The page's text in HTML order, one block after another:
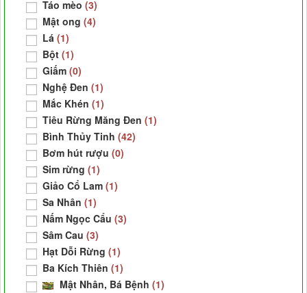
Táo mèo (3)
Mật ong (4)
Lá (1)
Bột (1)
Giấm (0)
Nghệ Đen (1)
Mắc Khén (1)
Tiêu Rừng Măng Đen (1)
Bình Thủy Tinh (42)
Bơm hút rượu (0)
Sim rừng (1)
Giảo Cổ Lam (1)
Sa Nhân (1)
Nấm Ngọc Cẩu (3)
Sâm Cau (3)
Hạt Dỗi Rừng (1)
Ba Kích Thiên (1)
Mật Nhân, Bá Bệnh (1)